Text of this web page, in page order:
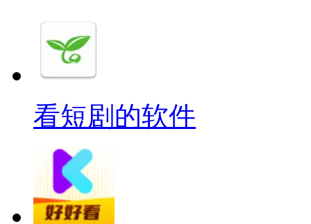
看短剧的软件